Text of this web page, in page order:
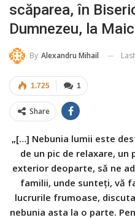
scăparea, în
Dumnezeu, la
By Alexandru Mihail
1
1.725
Share
„[…] Nebunia lumii este
de un pic de relaxare, un
exterior deoparte, să ne
familii, unde sunteţi, vă
lucrurile frumoase,
nebunia asta la o parte.